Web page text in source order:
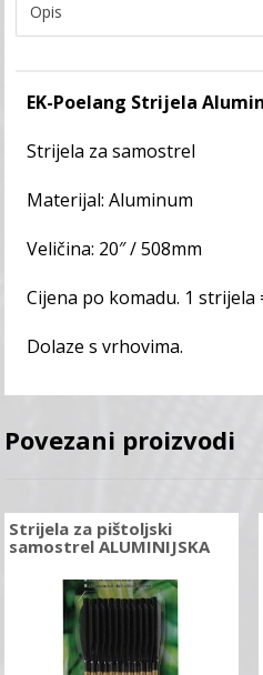
EK-Poelang Strijela
Strijela za samostrel
Materijal: Aluminum
Veličina: 20″ / 508mm
Cijena po komadu. 1 strijela
Dolaze s vrhovima.
Povezani proizvodi
Strijela za pištoljski
samostrel ALUMINIJSKA